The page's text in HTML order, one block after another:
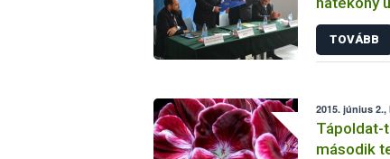
TOVÁBB
2015. június 2.,
Tápoldat-
második